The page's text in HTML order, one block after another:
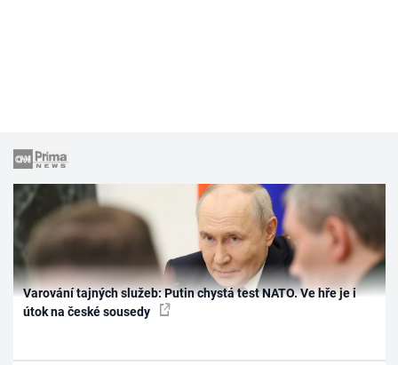
Varování tajných služeb: Putin chystá test NATO. Ve hře je i
útok na české sousedy